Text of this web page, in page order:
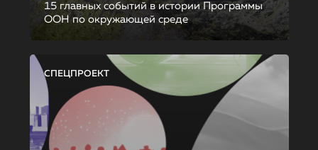
15 главных событий в истории Программы
ООН по окружающей среде
СПЕЦПРОЕКТ